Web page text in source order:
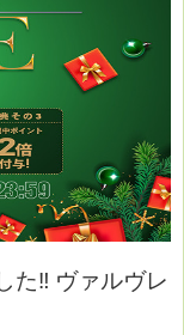
た‼ ヴァルヴレ